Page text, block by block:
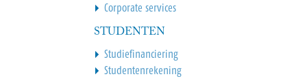
Corporate services
STUDENTEN
Studiefinanciering
Studentenrekening